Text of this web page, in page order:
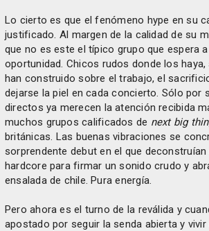
Lo cierto es que el fenómeno hype en su
justificado. Al margen de la calidad de su
que no es este el típico grupo que espera
oportunidad. Chicos rudos donde los
han construido sobre el trabajo, el
dejarse la piel en cada concierto. Sólo por
directos ya merecen la atención recibida
muchos grupos calificados de next big
británicas. Las buenas vibraciones se
sorprendente debut en el que deconstruían
hardcore para firmar un sonido crudo y
ensalada de chile. Pura energía.
Pero ahora es el turno de la reválida y
apostado por seguir la senda abierta y